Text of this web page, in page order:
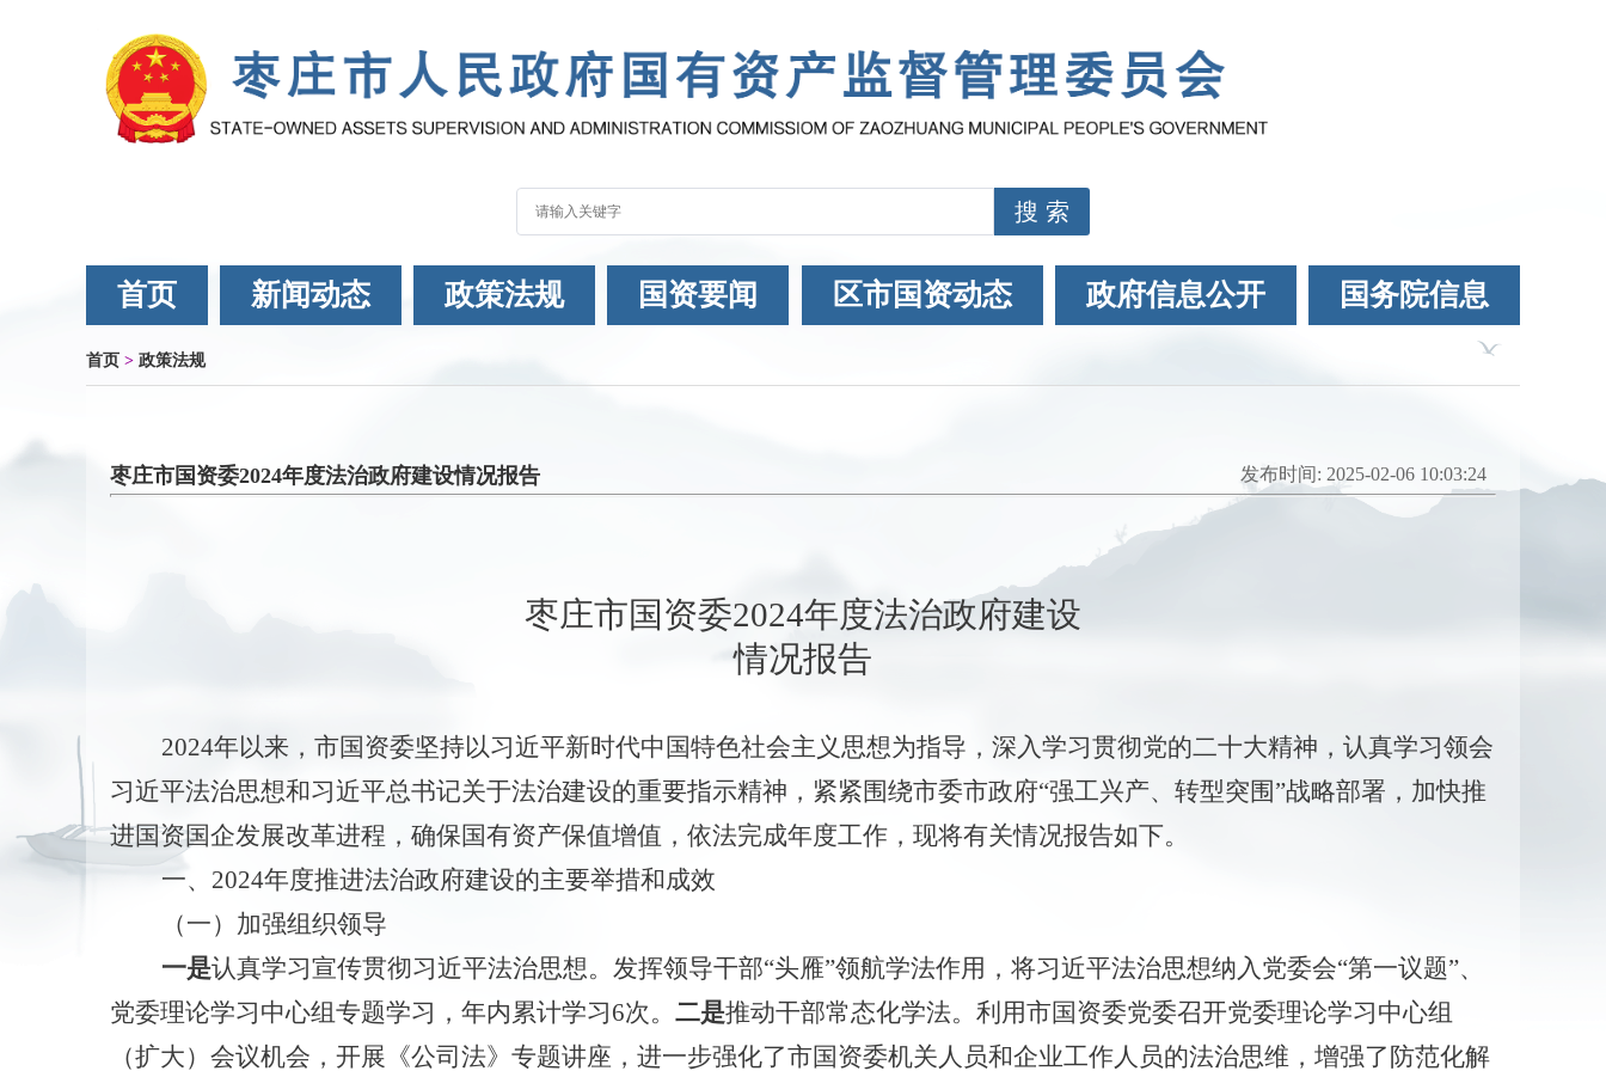
首页 新闻动态 政策法规 国资要闻 区市国资动态 政府信息公开 国务院信息
首页 > 政策法规
枣庄市国资委2024年度法治政府建设情况报告 发布时间: 2025-02-06 10:03:24
枣庄市国资委2024年度法治政府建设
情况报告
2024年以来，市国资委坚持以习近平新时代中国特色社会主义思想为指导，深入学习贯彻党的二十大精神，认真学习领会
习近平法治思想和习近平总书记关于法治建设的重要指示精神，紧紧围绕市委市政府“强工兴产、转型突围”战略部署，加快推
进国资国企发展改革进程，确保国有资产保值增值，依法完成年度工作，现将有关情况报告如下。
一、 2024年度推进法治政府建设的主要举措和成效
（一）加强组织领导
一是认真学习宣传贯彻习近平法治思想。 发挥领导干部“头雁”领航学法作用，将习近平法治思想纳入党委会“第一议题”、
党委理论学习中心组专题学习，年内累计学习6次。 二是推动干部常态化学法。利用市国资委党委召开党委理论学习中心组
（扩大）会议机会，开展《公司法》专题讲座，进一步强化了市国资委机关人员和企业工作人员的法治思维，增强了防范化解